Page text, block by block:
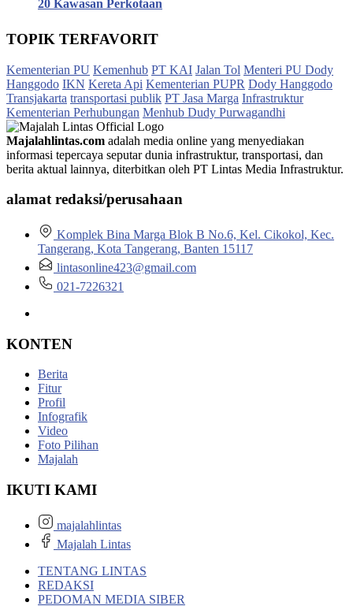
20 Kawasan Perkotaan
TOPIK TERFAVORIT
Kementerian PU Kemenhub PT KAI Jalan Tol Menteri PU Dody
Hanggodo IKN Kereta Api Kementerian PUPR Dody Hanggodo
Transjakarta transportasi publik PT Jasa Marga Infrastruktur
Kementerian Perhubungan Menhub Dudy Purwagandhi
Majalahlintas.com adalah media online yang menyediakan
informasi tepercaya seputar dunia infrastruktur, transportasi, dan
berita aktual lainnya, diterbitkan oleh PT Lintas Media Infrastruktur.
alamat redaksi/perusahaan
Komplek Bina Marga Blok B No.6, Kel. Cikokol, Kec.
Tangerang, Kota Tangerang, Banten 15117
lintasonline423@gmail.com
021-7226321
KONTEN
Berita
Fitur
Profil
Infografik
Video
Foto Pilihan
Majalah
IKUTI KAMI
majalahlintas
Majalah Lintas
TENTANG LINTAS
REDAKSI
PEDOMAN MEDIA SIBER